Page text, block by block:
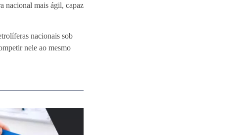
nacional mais ágil, capaz
nacionais sob
nele ao mesmo